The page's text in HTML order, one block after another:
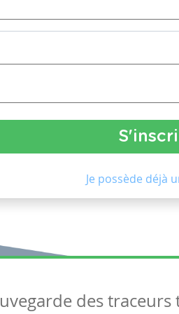
Je possède déjà
Articles
des